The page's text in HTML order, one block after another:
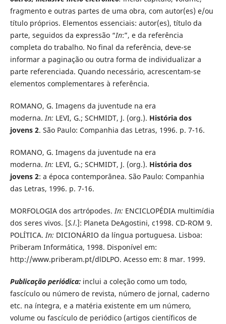
fragmento e outras partes de uma obra, com autor(es) e/ou
título próprios. Elementos essenciais: autor(es), título da
parte, seguidos da expressão “In:”, e da referência
completa do trabalho. No final da referência, deve-se
informar a paginação ou outra forma de individualizar a
parte referenciada. Quando necessário, acrescentam-se
elementos complementares à referência.
ROMANO, G. Imagens da juventude na era
moderna.In: LEVI, G.; SCHMIDT, J. (org.). História dos
jovens 2. São Paulo: Companhia das Letras, 1996. p. 7-16.
ROMANO, G. Imagens da juventude na era
moderna.In: LEVI, G.; SCHMIDT, J. (org.). História dos
jovens 2: a época contemporânea. São Paulo: Companhia
das Letras, 1996. p. 7-16.
MORFOLOGIA dos artrópodes.In: ENCICLOPÉDIA multimídia
dos seres vivos. [S.l.]: Planeta DeAgostini, c1998. CD-ROM 9.
POLÍTICA.In: DICIONÁRIO da língua portuguesa. Lisboa:
Priberam Informática, 1998. Disponível em:
http://www.priberam.pt/dlDLPO. Acesso em: 8 mar. 1999.
Publicação periódica: inclui a coleção como um todo,
fascículo ou número de revista, número de jornal, caderno
etc. na íntegra, e a matéria existente em um número,
volume ou fascículo de periódico (artigos científicos de